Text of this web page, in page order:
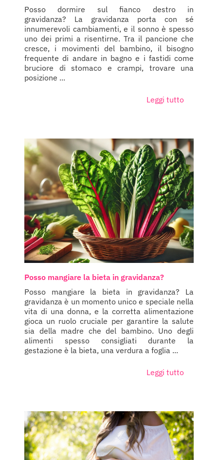
Posso dormire sul fianco destro in
gravidanza? La gravidanza porta con sé
innumerevoli cambiamenti, e il sonno è spesso
uno dei primi a risentirne. Tra il pancione che
cresce, i movimenti del bambino, il bisogno
frequente di andare in bagno e i fastidi come
bruciore di stomaco e crampi, trovare una
posizione ...
Leggi tutto
Posso mangiare la bieta in gravidanza?
Posso mangiare la bieta in gravidanza? La
gravidanza è un momento unico e speciale nella
vita di una donna, e la corretta alimentazione
gioca un ruolo cruciale per garantire la salute
sia della madre che del bambino. Uno degli
alimenti spesso consigliati durante la
gestazione è la bieta, una verdura a foglia ...
Leggi tutto